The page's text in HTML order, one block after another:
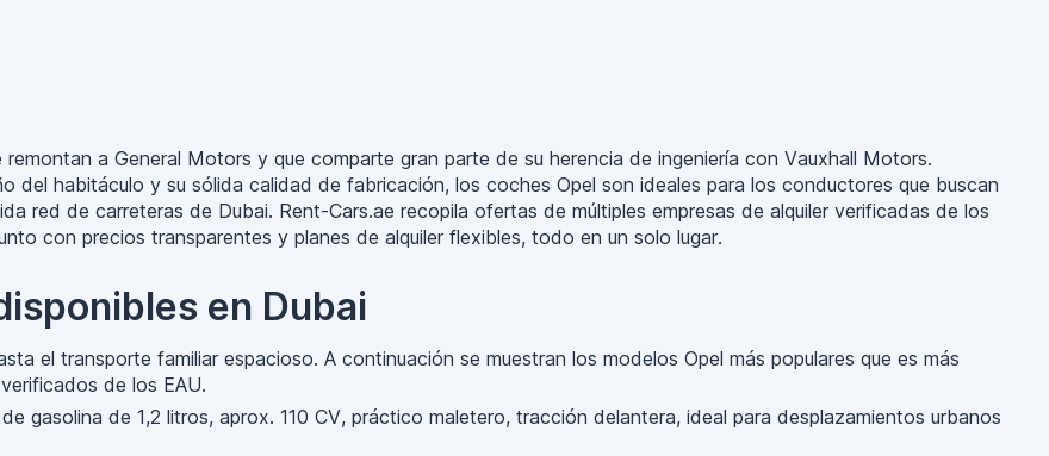
a General Motors y que comparte gran parte de su herencia de ingeniería con Vauxhall Motors.
del habitáculo y su sólida calidad de fabricación, los coches Opel son ideales para los conductores que buscan
red de carreteras de Dubai. Rent-Cars.ae recopila ofertas de múltiples empresas de alquiler verificadas de los
con precios transparentes y planes de alquiler flexibles, todo en un solo lugar.
en Dubai
el transporte familiar espacioso. A continuación se muestran los modelos Opel más populares que es más
de los EAU.
gasolina de 1,2 litros, aprox. 110 CV, práctico maletero, tracción delantera, ideal para desplazamientos urbanos